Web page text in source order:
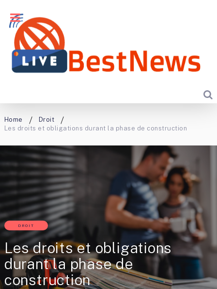
Home
Droit
Les droits et obligations durant la phase de construction
DROIT
Les droits et obligations
durant la phase de
construction